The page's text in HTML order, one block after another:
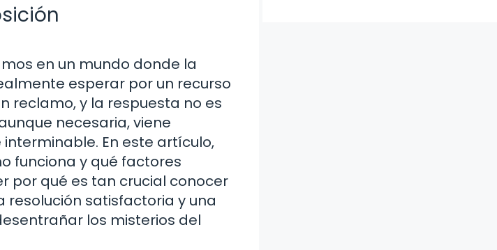
en un mundo donde la
esperar por un recurso
reclamo, y la respuesta no es
necesaria, viene
En este artículo,
funciona y qué factores
por qué es tan crucial conocer
satisfactoria y una
los misterios del